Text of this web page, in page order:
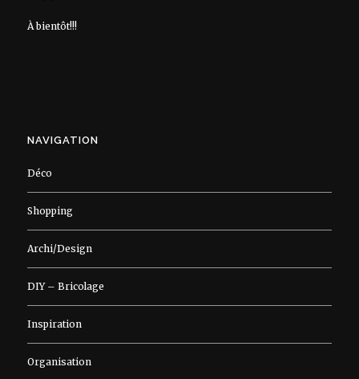
À bientôt!!!
NAVIGATION
Déco
Shopping
Archi/Design
DIY – Bricolage
Inspiration
Organisation